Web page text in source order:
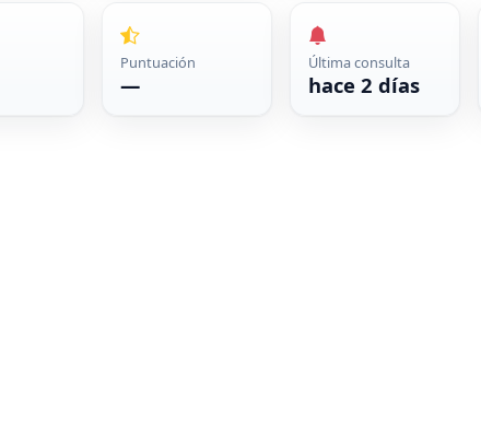
Puntuación
—
Última consulta
hace 2 días